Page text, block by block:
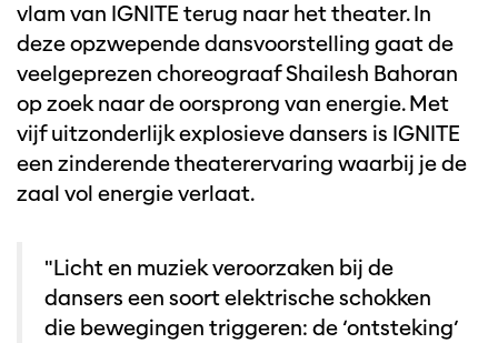
vlam van IGNITE terug naar het theater. In
deze opzwepende dansvoorstelling gaat de
veelgeprezen choreograaf Shailesh Bahoran
op zoek naar de oorsprong van energie. Met
vijf uitzonderlijk explosieve dansers is IGNITE
een zinderende theaterervaring waarbij je de
zaal vol energie verlaat.
"Licht en muziek veroorzaken bij de
dansers een soort elektrische schokken
die bewegingen triggeren: de ‘ontsteking’